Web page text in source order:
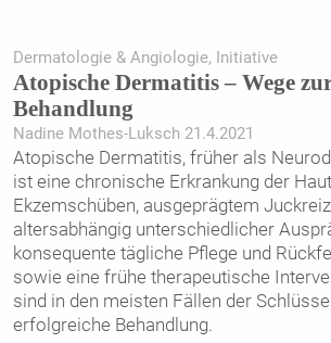
Dermatologie & Angiologie, Initiative
Atopische Dermatitis – Wege
Behandlung
Nadine Mothes-Luksch 21.4.2021
Atopische Dermatitis, früher als
ist eine chronische Erkrankung der
Ekzemschüben, ausgeprägtem
altersabhängig unterschiedlicher
konsequente tägliche Pflege und
sowie eine frühe therapeutische
sind in den meisten Fällen der
erfolgreiche Behandlung.